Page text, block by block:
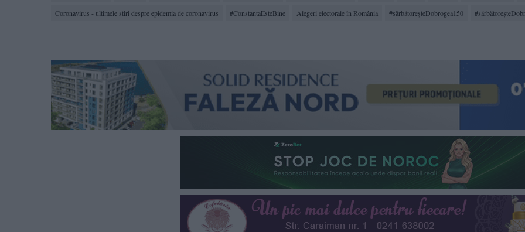
Coronavirus - ultimele stiri despre epidemia de coronavirus
#ConstantaEsteBine Alegeri electorale în România #sărbătoreşteDobrogea150